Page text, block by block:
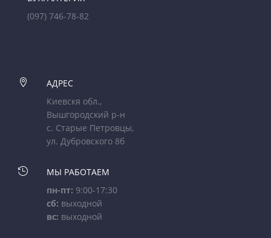
(097) 746-78-82

АДРЕС
Киевскя обл.,
Вышгородский р-н
с. Старые Петровцы,
ул. Дубровского 8б

МЫ РАБОТАЕМ
пн-пт: 9:00-17:30
сб: выходной
вс: выходной